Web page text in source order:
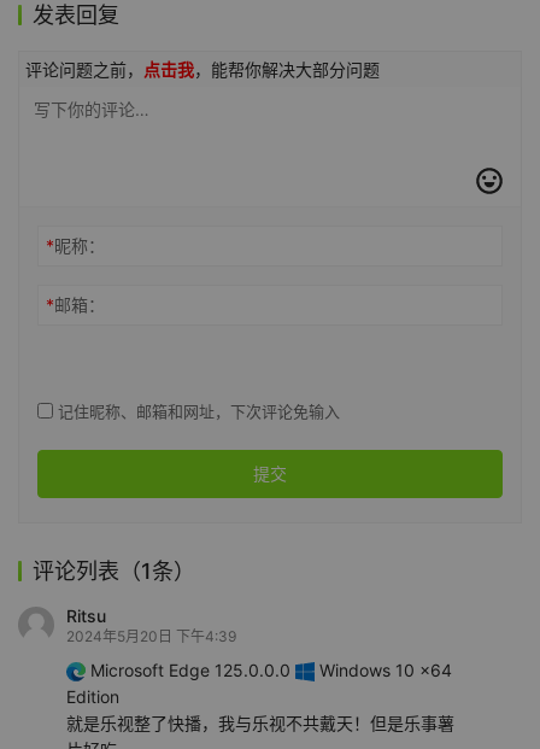
发表回复
评论问题之前， 点击我，能帮你解决大部分问题
*昵称：
*邮箱：
记住昵称、邮箱和网址，下次评论免输入
提交
评论列表（1条）
Ritsu
2024年5月20日 下午4:39
Microsoft Edge 125.0.0.0
Windows 10 x64
Edition
就是乐视整了快播，我与乐视不共戴天！但是乐事薯